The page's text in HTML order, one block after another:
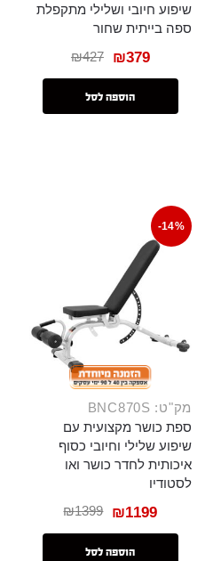
שיפוע חיובי ושלילי מתקפלת
ספה בייתית שחור
₪427 ₪379
הוספה לסל
-14%
מק"ט: BNC870S
ספת כושר מקצועית עם
שיפוע שלילי וחיובי כסוף
איכותית לחדר כושר ואו
לסטודיו
₪1399 ₪1199
הוספה לסל